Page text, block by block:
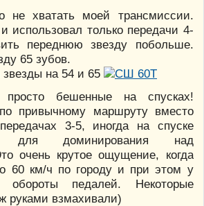
не хватать моей трансмиссии.
использовал только передачи 4-
переднюю звезду побольше.
65 зубов.
на 54 и 65
просто бешенные на спусках!
привычному маршруту вместо
3-5, иногда на спуске
доминирования над
очень крутое ощущение, когда
60 км/ч по городу и при этом у
обороты педалей. Некоторые
руками взмахивали)